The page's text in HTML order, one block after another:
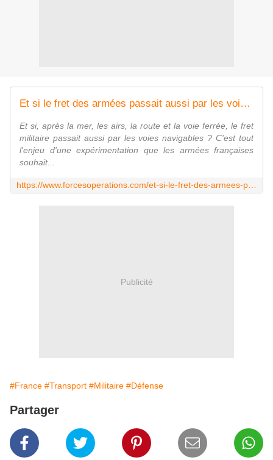
Et si le fret des armées passait aussi par les voies navigables ? - FOB - Forces Operations Blog
Et si, après la mer, les airs, la route et la voie ferrée, le fret
militaire passait aussi par les voies navigables ? C'est tout
l'enjeu d'une expérimentation que les armées françaises
souhait...
Publicité
#France #Transport #Militaire #Défense
Partager